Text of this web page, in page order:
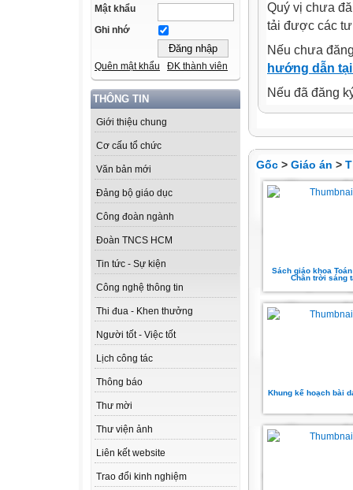
Mật khẩu
Ghi nhớ
Quên mật khẩu ĐK thành viên
THÔNG TIN
Giới thiệu chung
Cơ cấu tổ chức
Văn bản mới
Đảng bộ giáo dục
Công đoàn ngành
Đoàn TNCS HCM
Tin tức - Sự kiện
Công nghệ thông tin
Thi đua - Khen thưởng
Người tốt - Việc tốt
Lịch công tác
Thông báo
Thư mời
Thư viện ảnh
Liên kết website
Trao đổi kinh nghiệm
Quý vị chưa
tải được các
Nếu chưa
hướng dẫn
Nếu đã đăng
Gốc > Giáo án >
Sách giáo khoa
Chân trời sáng
Khung kế hoạch bài